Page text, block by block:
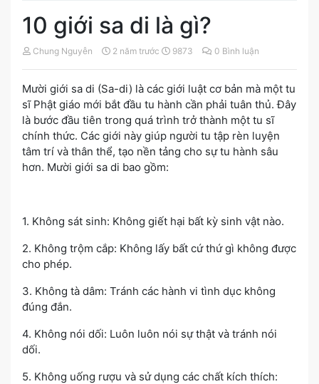
10 giới sa di là gì?
Chung Nguyễn 2 năm trước 9873 0 Bình luận
Mười giới sa di (Sa-di) là các giới luật cơ bản mà một tu
sĩ Phật giáo mới bắt đầu tu hành cần phải tuân thủ. Đây
là bước đầu tiên trong quá trình trở thành một tu sĩ
chính thức. Các giới này giúp người tu tập rèn luyện
tâm trí và thân thể, tạo nền tảng cho sự tu hành sâu
hơn. Mười giới sa di bao gồm:
1. Không sát sinh: Không giết hại bất kỳ sinh vật nào.
2. Không trộm cắp: Không lấy bất cứ thứ gì không được
cho phép.
3. Không tà dâm: Tránh các hành vi tình dục không
đúng đắn.
4. Không nói dối: Luôn luôn nói sự thật và tránh nói
dối.
5. Không uống rượu và sử dụng các chất kích thích: